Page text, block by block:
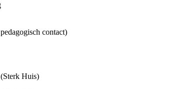
contact)
Huis)